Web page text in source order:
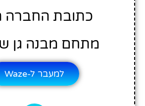
כתובת החברה
מתחם מבנה גן
למעבר ל-Waze